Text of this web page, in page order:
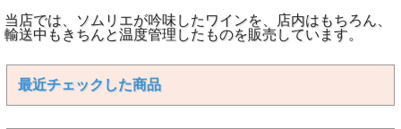
当店では、ソムリエが吟味したワインを、店内はもちろん、
輸送中もきちんと温度管理したものを販売しています。
最近チェックした商品